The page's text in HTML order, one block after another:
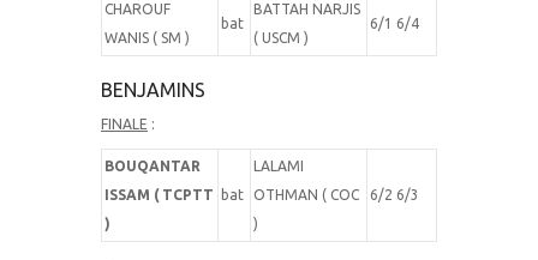
CHAROUF
WANIS ( SM )
bat
BATTAH NARJIS
( USCM )
6/1 6/4
BENJAMINS
FINALE :
BOUQANTAR
ISSAM ( TCPTT
)
bat
LALAMI
OTHMAN ( COC
)
6/2 6/3